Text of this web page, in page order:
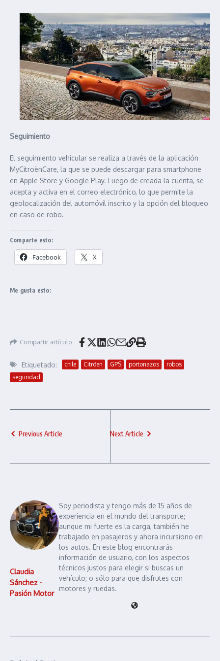
Seguimiento
El seguimiento vehicular se realiza a través de la aplicación
MyCitroënCare, la que se puede descargar para smartphone
en Apple Store y Google Play. Luego de creada la cuenta, se
acepta y activa en el correo electrónico, lo que permite la
geolocalización del automóvil inscrito y la opción del bloqueo
en caso de robo.
Comparte esto:
Facebook X
Me gusta esto:
Compartir artículo
Etiquetado: chile Citröen GPS portonazos
robos
seguridad
Previous Article Next Article
Claudia
Sánchez -
Pasión Motor
Soy periodista y tengo más de 15 años de
experiencia en el mundo del transporte;
aunque mi fuerte es la carga, también he
trabajado en pasajeros y ahora incursiono en
los autos. En este blog encontrarás
información de usuario, con los aspectos
técnicos justos para elegir si buscas un
vehículo; o sólo para que disfrutes con
motores y ruedas.